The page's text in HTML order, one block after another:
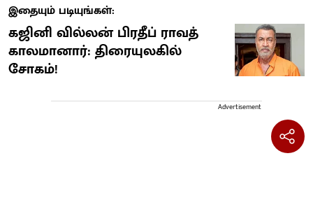
இதையும் படியுங்கள்:
கஜினி வில்லன் பிரதீப் ராவத்
காலமானார்: திரையுலகில்
சோகம்!
Advertisement